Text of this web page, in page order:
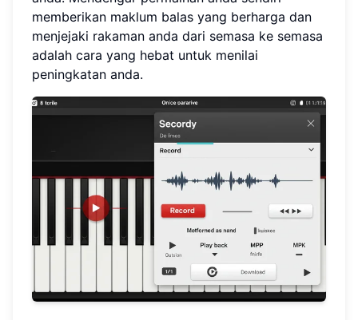
memberikan maklum balas yang berharga dan
menjejaki rakaman anda dari semasa ke semasa
adalah cara yang hebat untuk menilai
peningkatan anda.